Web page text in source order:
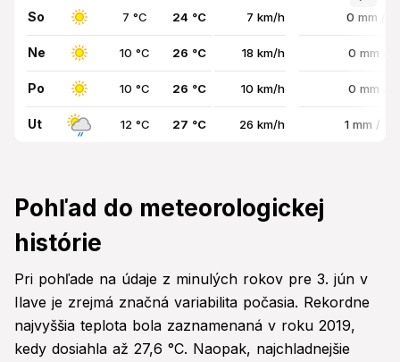
So 7 °C 24 °C 7 km/h 0 mm /
Ne 10 °C 26 °C 18 km/h 0 mm /
Po 10 °C 26 °C 10 km/h 0 mm /
Ut 12 °C 27 °C 26 km/h 1 mm /
Pohľad do meteorologickej
histórie
Pri pohľade na údaje z minulých rokov pre 3. jún v
Ilave je zrejmá značná variabilita počasia. Rekordne
najvyššia teplota bola zaznamenaná v roku 2019,
kedy dosiahla až 27,6 °C. Naopak, najchladnejšie